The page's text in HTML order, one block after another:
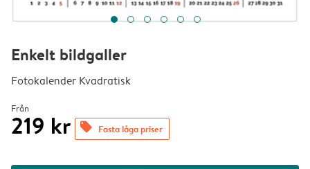
Enkelt bildgaller
Fotokalender Kvadratisk
Från
219 kr offers Fasta låga priser